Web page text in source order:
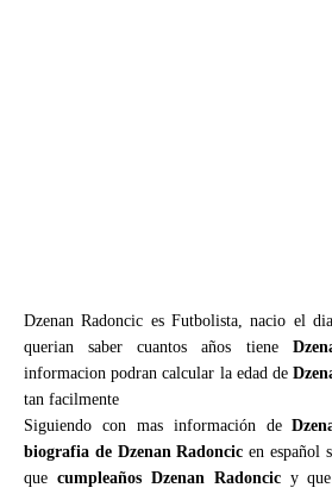
Dzenan Radoncic es Futbolista, nacio el
querian saber cuantos años tiene
informacion podran calcular la edad de
tan facilmente
Siguiendo con mas información de
biografia de Dzenan Radoncic en español
que cumpleaños Dzenan Radoncicy que